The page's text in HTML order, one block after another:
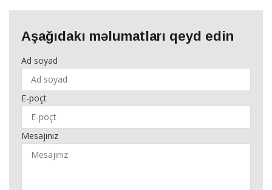
Aşağıdakı məlumatları qeyd edin
Ad soyad
E-poçt
Mesajınız